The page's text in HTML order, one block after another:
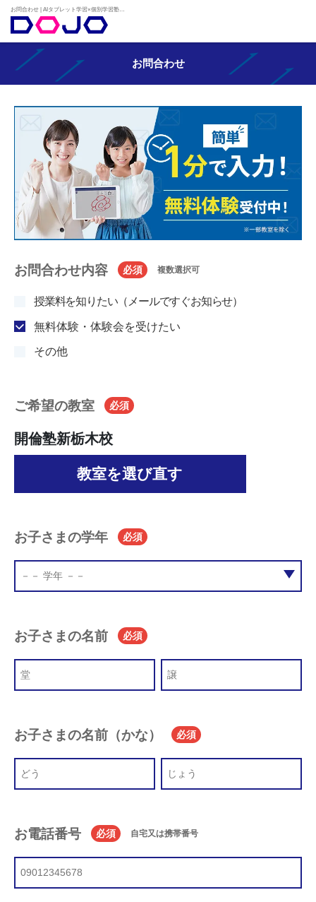
お問合わせ
お問合わせ内容 必須 複数選択可
授業料を知りたい（メールですぐお知らせ）
無料体験・体験会を受けたい
その他
ご希望の教室 必須
開倫塾新栃木校
教室を選び直す
お子さまの学年 必須
お子さまの名前 必須
お子さまの名前（かな） 必須
お電話番号 必須 自宅又は携帯番号